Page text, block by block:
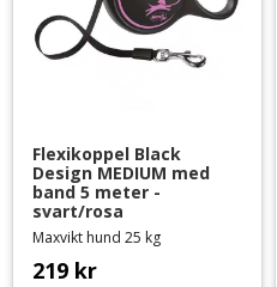
Flexikoppel Black
Design MEDIUM med
band 5 meter -
svart/rosa
Maxvikt hund 25 kg
219 kr